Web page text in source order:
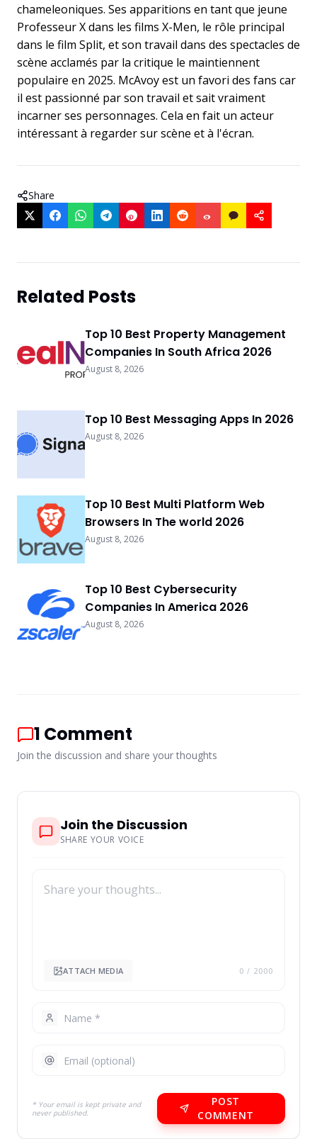
chameleoniques. Ses apparitions en tant que jeune
Professeur X dans les films X-Men, le rôle principal
dans le film Split, et son travail dans des spectacles de
scène acclamés par la critique le maintiennent
populaire en 2025. McAvoy est un favori des fans car
il est passionné par son travail et sait vraiment
incarner ses personnages. Cela en fait un acteur
intéressant à regarder sur scène et à l'écran.
Share
Related Posts
Top 10 Best Property Management
Companies In South Africa 2026
August 8, 2026
Top 10 Best Messaging Apps In 2026
August 8, 2026
Top 10 Best Multi Platform Web
Browsers In The world 2026
August 8, 2026
Top 10 Best Cybersecurity
Companies In America 2026
August 8, 2026
1 Comment
Join the discussion and share your thoughts
Join the Discussion
SHARE YOUR VOICE
ATTACH MEDIA 0 / 2000
* Your email is kept private and
never published.
POST
COMMENT